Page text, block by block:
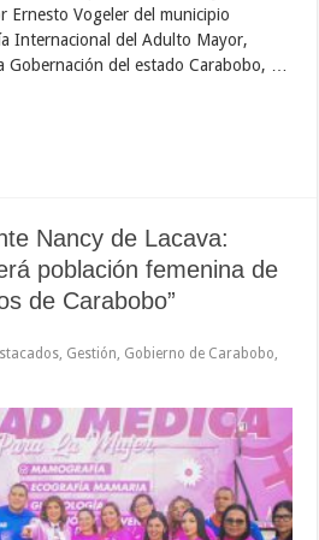
Ernesto Vogeler del municipio
Internacional del Adulto Mayor,
Gobernación del estado Carabobo, …
Nancy de Lacava:
población femenina de
de Carabobo”
, Gestión, Gobierno de Carabobo,